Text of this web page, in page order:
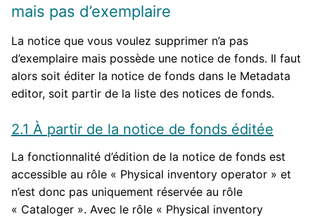
mais pas d’exemplaire
La notice que vous voulez supprimer n’a pas
d’exemplaire mais possède une notice de fonds. Il faut
alors soit éditer la notice de fonds dans le Metadata
editor, soit partir de la liste des notices de fonds.
2.1 À partir de la notice de fonds éditée
La fonctionnalité d’édition de la notice de fonds est
accessible au rôle « Physical inventory operator » et
n’est donc pas uniquement réservée au rôle
« Cataloger ». Avec le rôle « Physical inventory